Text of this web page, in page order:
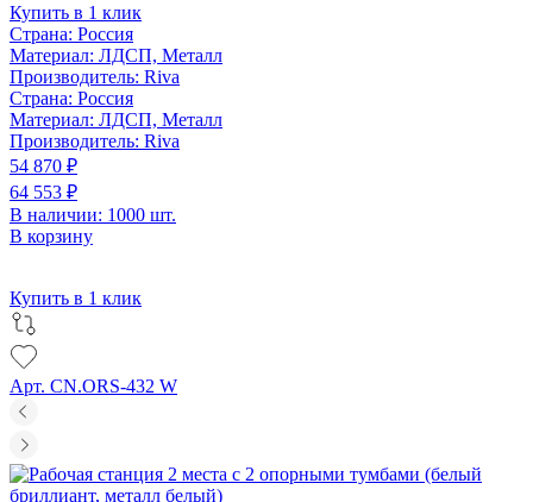
Купить в 1 клик
Страна: Россия
Материал: ЛДСП, Металл
Производитель: Riva
Страна: Россия
Материал: ЛДСП, Металл
Производитель: Riva
54 870 ₽
64 553 ₽
В наличии: 1000 шт.
В корзину
Купить в 1 клик
Арт. CN.ORS-432 W